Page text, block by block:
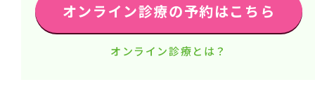
オンライン診療の予約はこちら
オンライン診療とは？